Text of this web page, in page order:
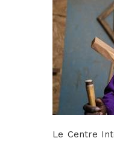
Le Centre